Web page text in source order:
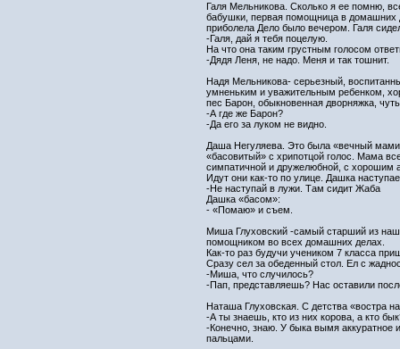
Галя Мельникова. Сколько я ее помню,
бабушки, первая помощница в домашних
приболела Дело было вечером. Галя
-Галя, дай я тебя поцелую.
На что она таким грустным голосом
-Дядя Леня, не надо. Меня и так тошнит.
Надя Мельникова- серьезный,
умненьким и уважительным ребенком,
пес Барон, обыкновенная дворняжка,
-А где же Барон?
-Да его за луком не видно.
Даша Негуляева. Это была «вечный
«басовитый» с хрипотцой голос. Мама
симпатичной и дружелюбной, с хорошим
Идут они как-то по улице. Дашка
-Не наступай в лужи. Там сидит Жаба
Дашка «басом»:
- «Помаю» и съем.
Миша Глуховский -самый старший из
помощником во всех домашних делах.
Как-то раз будучи учеником 7 класса
Сразу сел за обеденный стол. Ел с
-Миша, что случилось?
-Пап, представляешь? Нас оставили
Наташа Глуховская. С детства «востра
-А ты знаешь, кто из них корова, а кто
-Конечно, знаю. У быка вымя аккуратное
пальцами.